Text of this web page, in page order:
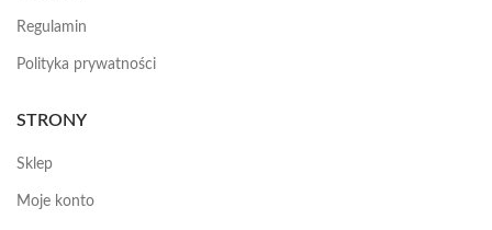
Regulamin
Polityka prywatności
STRONY
Sklep
Moje konto